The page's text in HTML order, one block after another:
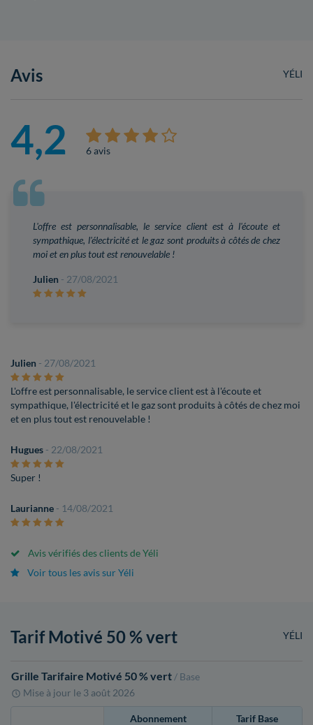
YÉLI
Avis
4,2 6 avis
L'offre est personnalisable, le service client est à l'écoute et
sympathique, l'électricité et le gaz sont produits à côtés de chez
moi et en plus tout est renouvelable !
Julien - 27/08/2021
Julien - 27/08/2021
L'offre est personnalisable, le service client est à l'écoute et
sympathique, l'électricité et le gaz sont produits à côtés de chez moi
et en plus tout est renouvelable !
Hugues - 22/08/2021
Super !
Laurianne - 14/08/2021
Avis vérifiés des clients de Yéli
Voir tous les avis sur Yéli
YÉLI
Tarif Motivé 50 % vert
Grille Tarifaire Motivé 50 % vert / Base
Mise à jour le 3 août 2026
Abonnement Tarif Base